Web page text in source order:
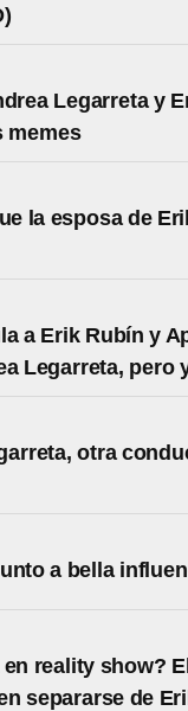
Legarreta y
memes
la esposa de
a Erik Rubín y
Legarreta, pero
otra
a bella
reality show?
separarse de